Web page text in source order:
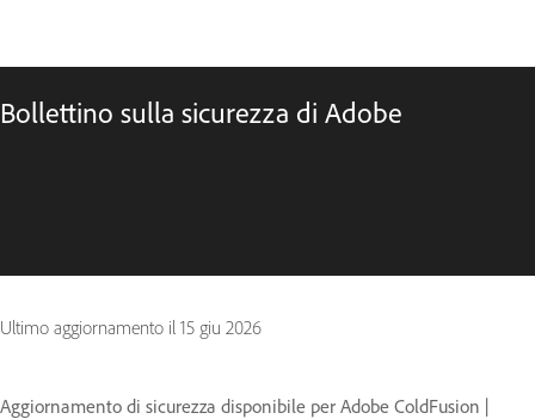
Bollettino sulla sicurezza di Adobe
Ultimo aggiornamento il 15 giu 2026
Aggiornamento di sicurezza disponibile per Adobe ColdFusion |